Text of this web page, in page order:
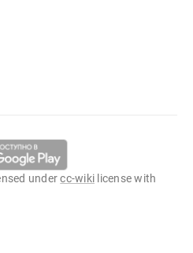
undercc-wiki license with